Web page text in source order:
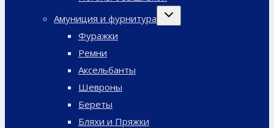
Амуниция и фурнитура
Переключить
дочернее
Фуражки
Ремни
Аксельбанты
Шевроны
Береты
Бляхи и Пряжки